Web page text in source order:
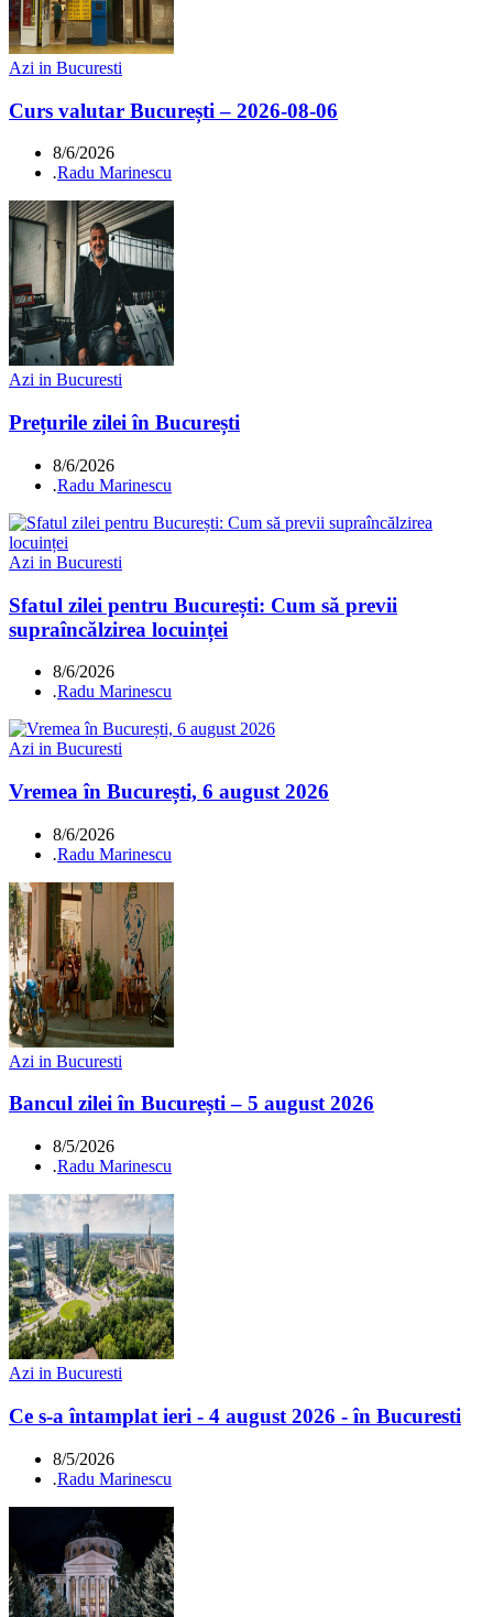
Azi in Bucuresti
Curs valutar București – 2026-08-06
8/6/2026
.Radu Marinescu
Azi in Bucuresti
Prețurile zilei în București
8/6/2026
.Radu Marinescu
Azi in Bucuresti
Sfatul zilei pentru București: Cum să previi
supraîncălzirea locuinței
8/6/2026
.Radu Marinescu
Azi in Bucuresti
Vremea în București, 6 august 2026
8/6/2026
.Radu Marinescu
Azi in Bucuresti
Bancul zilei în București – 5 august 2026
8/5/2026
.Radu Marinescu
Azi in Bucuresti
Ce s-a întamplat ieri - 4 august 2026 - în Bucuresti
8/5/2026
.Radu Marinescu